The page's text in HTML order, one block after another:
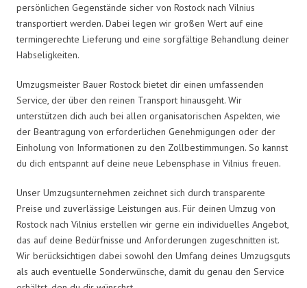
persönlichen Gegenstände sicher von Rostock nach Vilnius
transportiert werden. Dabei legen wir großen Wert auf eine
termingerechte Lieferung und eine sorgfältige Behandlung deiner
Habseligkeiten.
Umzugsmeister Bauer Rostock bietet dir einen umfassenden
Service, der über den reinen Transport hinausgeht. Wir
unterstützen dich auch bei allen organisatorischen Aspekten, wie
der Beantragung von erforderlichen Genehmigungen oder der
Einholung von Informationen zu den Zollbestimmungen. So kannst
du dich entspannt auf deine neue Lebensphase in Vilnius freuen.
Unser Umzugsunternehmen zeichnet sich durch transparente
Preise und zuverlässige Leistungen aus. Für deinen Umzug von
Rostock nach Vilnius erstellen wir gerne ein individuelles Angebot,
das auf deine Bedürfnisse und Anforderungen zugeschnitten ist.
Wir berücksichtigen dabei sowohl den Umfang deines Umzugsguts
als auch eventuelle Sonderwünsche, damit du genau den Service